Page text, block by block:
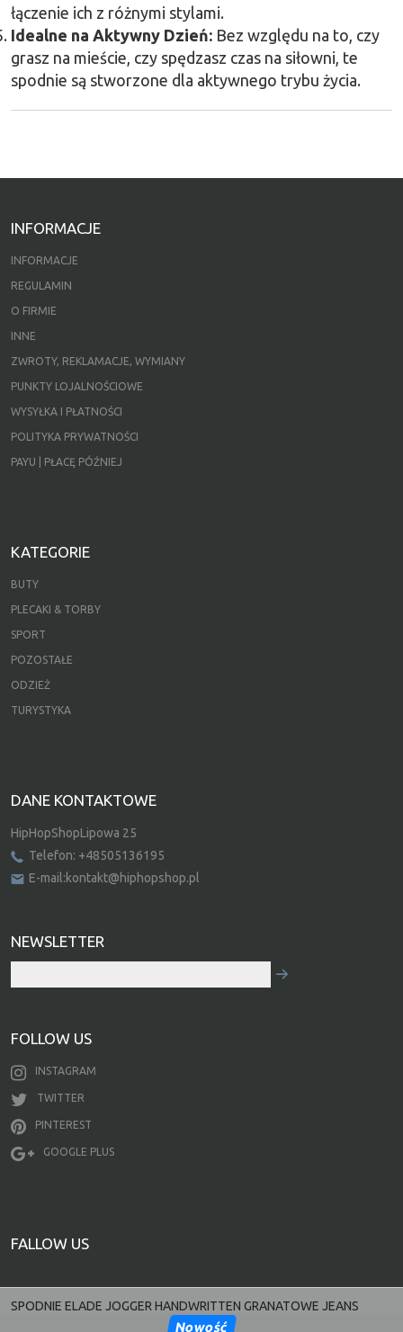
SPODNIE ELADE JOGGER HANDWRITTEN GRANATOWE JEANS
Nowość
łączenie ich z różnymi stylami.
Idealne na Aktywny Dzień: Bez względu na to, czy
grasz na mieście, czy spędzasz czas na siłowni, te
spodnie są stworzone dla aktywnego trybu życia.
INFORMACJE
INFORMACJE
REGULAMIN
O FIRMIE
INNE
ZWROTY, REKLAMACJE, WYMIANY
PUNKTY LOJALNOŚCIOWE
WYSYŁKA I PŁATNOŚCI
POLITYKA PRYWATNOŚCI
PAYU | PŁACĘ PÓŹNIEJ
KATEGORIE
BUTY
PLECAKI & TORBY
SPORT
POZOSTAŁE
ODZIEŻ
TURYSTYKA
DANE KONTAKTOWE
HipHopShopLipowa 25
Telefon: +48505136195
E-mail:kontakt@hiphopshop.pl
NEWSLETTER
FOLLOW US
INSTAGRAM
TWITTER
PINTEREST
GOOGLE PLUS
FALLOW US